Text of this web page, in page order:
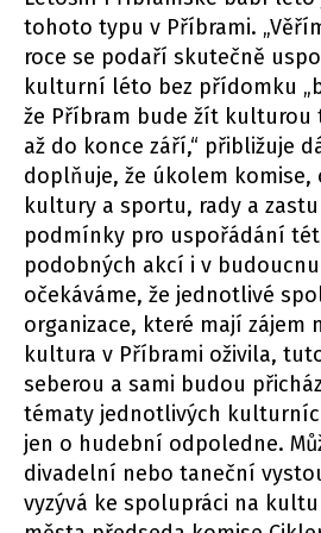
tohoto typu v Příbrami.
roce se podaří skutečně
kulturní léto bez přídomku
že Příbram bude žít kulturou
až do konce září,“ přibližuje
doplňuje, že úkolem
kultury a sportu, rady a
podmínky pro uspořádání
podobných akcí i v
očekáváme, že jednotlivé
organizace, které mají zájem
kultura v Příbrami oživila,
seberou a sami budou
tématy jednotlivých
jen o hudební odpoledne.
divadelní nebo taneční
vyzývá ke spolupráci na